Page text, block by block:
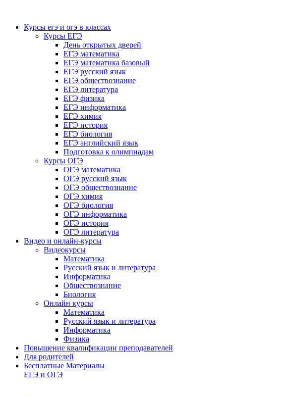
Курсы егэ и огэ в классах
Курсы ЕГЭ
День открытых дверей
ЕГЭ математика
ЕГЭ математика базовый
ЕГЭ русский язык
ЕГЭ обществознание
ЕГЭ литература
ЕГЭ физика
ЕГЭ информатика
ЕГЭ химия
ЕГЭ история
ЕГЭ биология
ЕГЭ английский язык
Подготовка к олимпиадам
Курсы ОГЭ
ОГЭ математика
ОГЭ русский язык
ОГЭ обществознание
ОГЭ химия
ОГЭ биология
ОГЭ информатика
ОГЭ история
ОГЭ литература
Видео и онлайн-курсы
Видеокурсы
Математика
Русский язык и литература
Информатика
Обществознание
Биология
Онлайн курсы
Математика
Русский язык и литература
Информатика
Физика
Повышение квалификации преподавателей
Для родителей
Бесплатные Материалы
ЕГЭ и ОГЭ